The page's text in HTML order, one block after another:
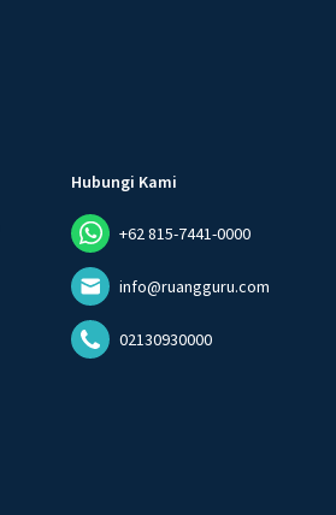
Hubungi Kami
+62 815-7441-0000
info@ruangguru.com
02130930000